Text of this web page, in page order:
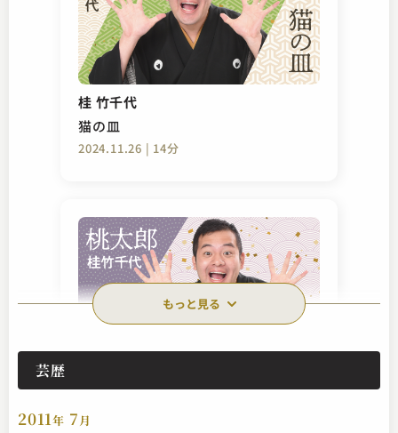
桂 竹千代
猫の皿
2024.11.26 | 14分
桃太郎
2024.11.25 | 13分
もっと見る
芸歴
2011年 7月